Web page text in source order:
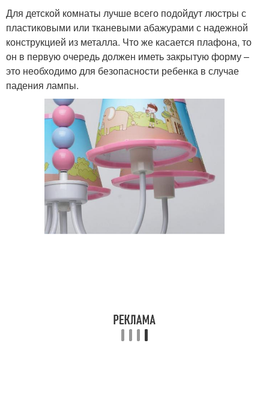
Для детской комнаты лучше всего подойдут люстры с
пластиковыми или тканевыми абажурами с надежной
конструкцией из металла. Что же касается плафона, то
он в первую очередь должен иметь закрытую форму –
это необходимо для безопасности ребенка в случае
падения лампы.